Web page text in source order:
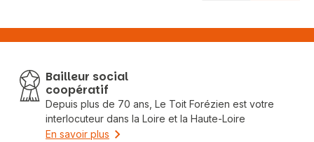
Bailleur social
coopératif
Depuis plus de 70 ans, Le Toit Forézien est votre
interlocuteur dans la Loire et la Haute-Loire
En savoir plus